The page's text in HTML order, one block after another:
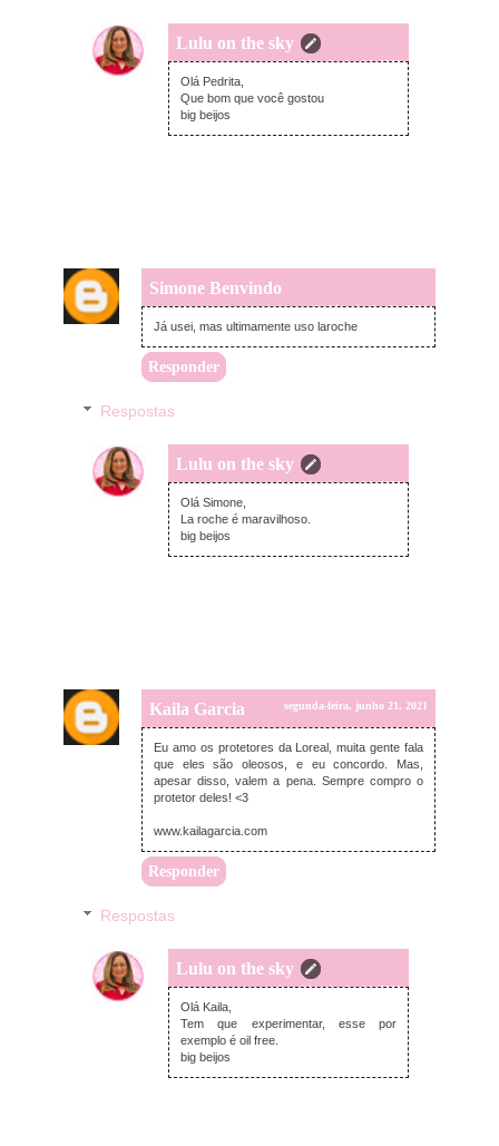
Lulu on the sky
quinta-feira, junho 24, 2021
Olá Pedrita,
Que bom que você gostou
big beijos
Simone Benvindo
segunda-feira, junho 21, 2021
Já usei, mas ultimamente uso laroche
Responder
Respostas
Lulu on the sky
quinta-feira, junho 24, 2021
Olá Simone,
La roche é maravilhoso.
big beijos
Kaila Garcia segunda-feira, junho 21, 2021
Eu amo os protetores da Loreal, muita gente fala
que eles são oleosos, e eu concordo. Mas,
apesar disso, valem a pena. Sempre compro o
protetor deles! <3
www.kailagarcia.com
Responder
Respostas
Lulu on the sky
quinta-feira, junho 24, 2021
Olá Kaila,
Tem que experimentar, esse por
exemplo é oil free.
big beijos